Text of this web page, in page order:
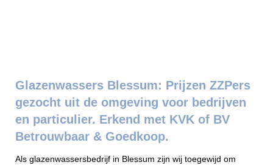
Glazenwassers Blessum: Prijzen ZZPers
gezocht uit de omgeving voor bedrijven
en particulier. Erkend met KVK of BV
Betrouwbaar & Goedkoop.
Als glazenwassersbedrijf in Blessum zijn wij toegewijd om